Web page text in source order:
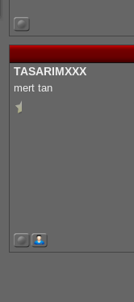
TASARIMXXX
mert tan